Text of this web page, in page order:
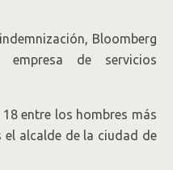
Bloomberg
de servicios
entre los hombres más
alcalde de la ciudad de